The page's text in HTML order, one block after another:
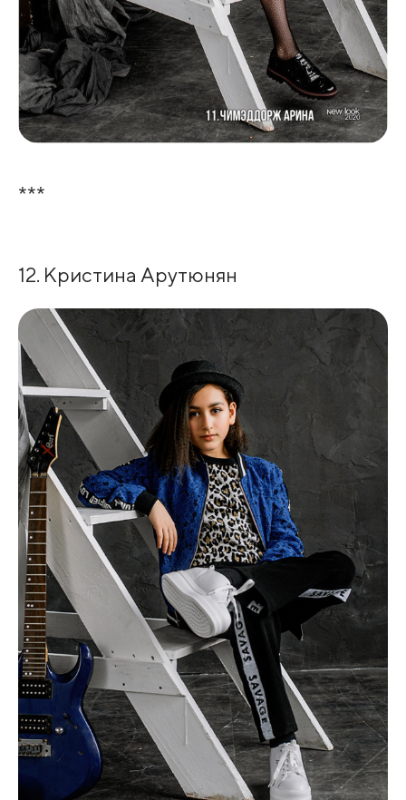
***
12. Кристина Арутюнян